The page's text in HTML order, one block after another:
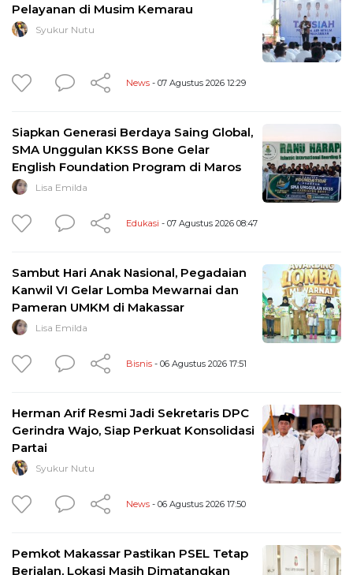
Pelayanan di Musim Kemarau
Syukur Nutu
News - 07 Agustus 2026 12:29
Siapkan Generasi Berdaya Saing Global,
SMA Unggulan KKSS Bone Gelar
English Foundation Program di Maros
Lisa Emilda
Edukasi - 07 Agustus 2026 08:47
Sambut Hari Anak Nasional, Pegadaian
Kanwil VI Gelar Lomba Mewarnai dan
Pameran UMKM di Makassar
Lisa Emilda
Bisnis - 06 Agustus 2026 17:51
Herman Arif Resmi Jadi Sekretaris DPC
Gerindra Wajo, Siap Perkuat Konsolidasi
Partai
Syukur Nutu
News - 06 Agustus 2026 17:50
Pemkot Makassar Pastikan PSEL Tetap
Berjalan, Lokasi Masih Dimatangkan